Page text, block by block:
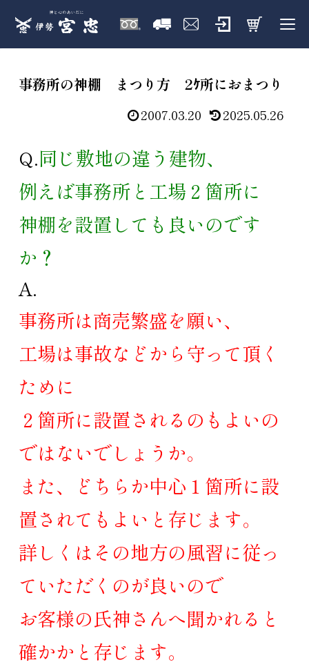
事務所の神棚 まつり方 2ｹ所におまつり
2007.03.20 2025.05.26
Q.同じ敷地の違う建物、
例えば事務所と工場２箇所に
神棚を設置しても良いのです
か？
A.
事務所は商売繁盛を願い、
工場は事故などから守って頂く
ために
２箇所に設置されるのもよいの
ではないでしょうか。
また、どちらか中心１箇所に設
置されてもよいと存じます。
詳しくはその地方の風習に従っ
ていただくのが良いので
お客様の氏神さんへ聞かれると
確かかと存じます。